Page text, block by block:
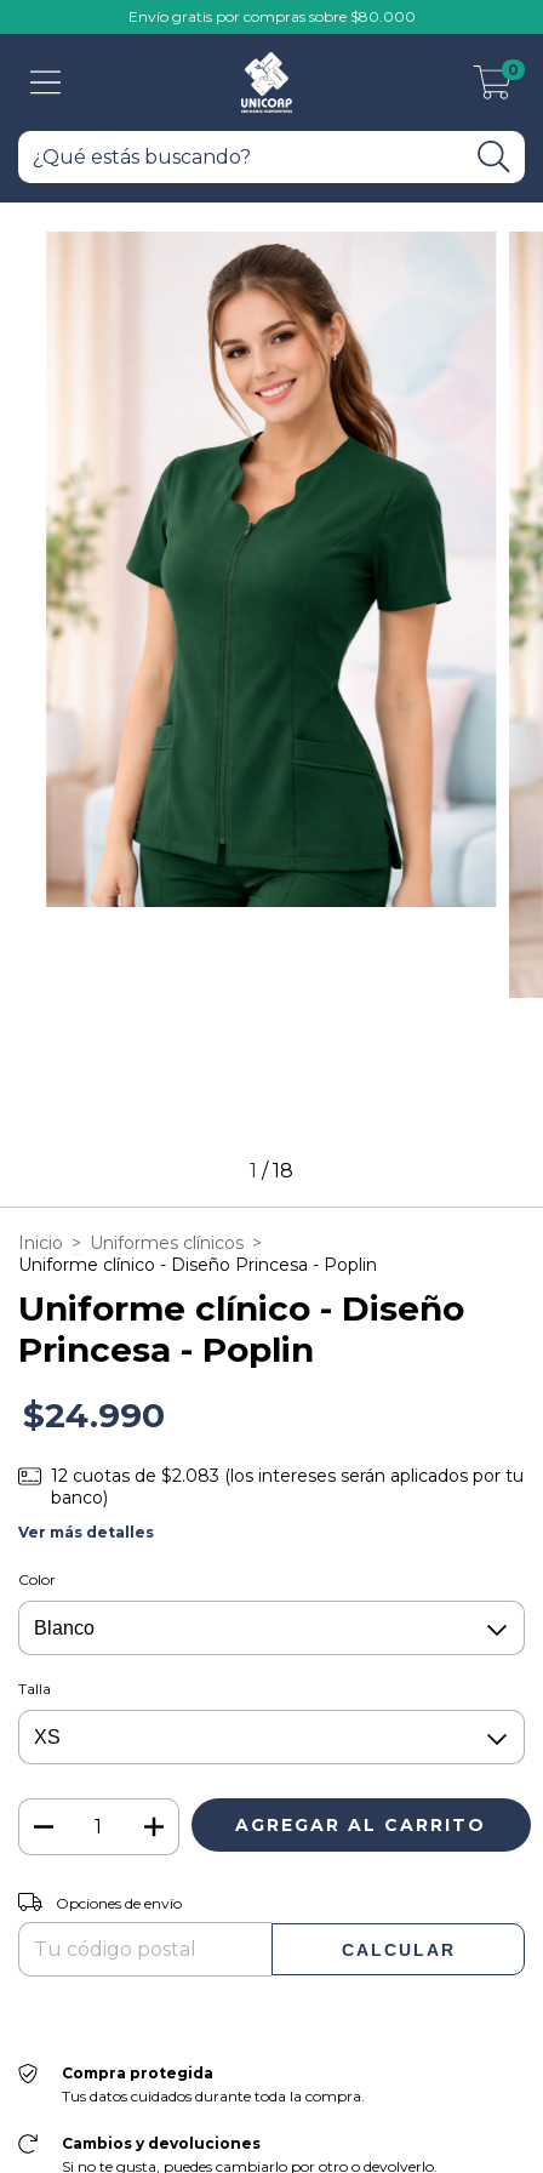
Envío gratis por compras sobre $80.000
0
1 /18
Inicio > Uniformes clínicos >
Uniforme clínico - Diseño Princesa - Poplin
Uniforme clínico - Diseño
Princesa - Poplin
$24.990
12 cuotas de $2.083 (los intereses serán aplicados por tu
banco)
Ver más detalles
Color
Talla
Entregas para el CP:
Opciones de envío
CALCULAR
Compra protegida
Tus datos cuidados durante toda la compra.
Cambios y devoluciones
Si no te gusta, puedes cambiarlo por otro o devolverlo.